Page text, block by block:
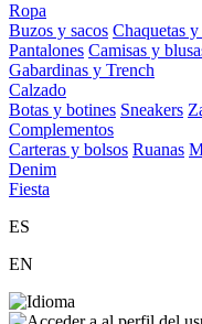
Ropa
Buzos y sacos Chaquetas
Pantalones Camisas y
Gabardinas y Trench
Calzado
Botas y botines Sneakers
Complementos
Carteras y bolsos Ruanas
Denim
Fiesta
ES
EN